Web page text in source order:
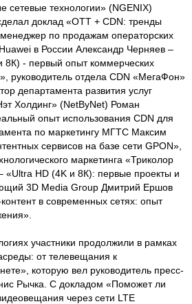
сетевые технологии» (NGENIX)
доклад «ОТТ + CDN: тренды
по продажам операторских
в России Александр Черняев –
8К) - первый опыт коммерческих
руководитель отдела CDN «МегаФон»
департамента развития услуг
Холдинг» (NetByNet) Роман
опыт использования CDN для
по маркетингу МГТС Максим
сервисов на базе сети GPON»,
маркетинга «Триколор
«Ultra HD (4K и 8К): первые проекты и
3D Media Group Дмитрий Ершов
в современных сетях: опыт
участники продолжили в рамках
от телевещания к
которую вел руководитель пресс-
Рычка. С докладом «Поможет ли
через сети LTE